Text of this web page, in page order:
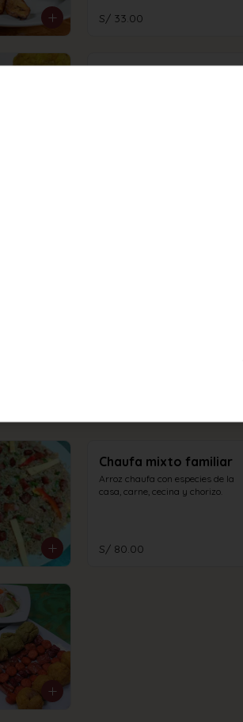
S/ 33.00
Chaufa mixto familiar
Arroz chaufa con especies de la
casa, carne, cecina y chorizo.
S/ 80.00